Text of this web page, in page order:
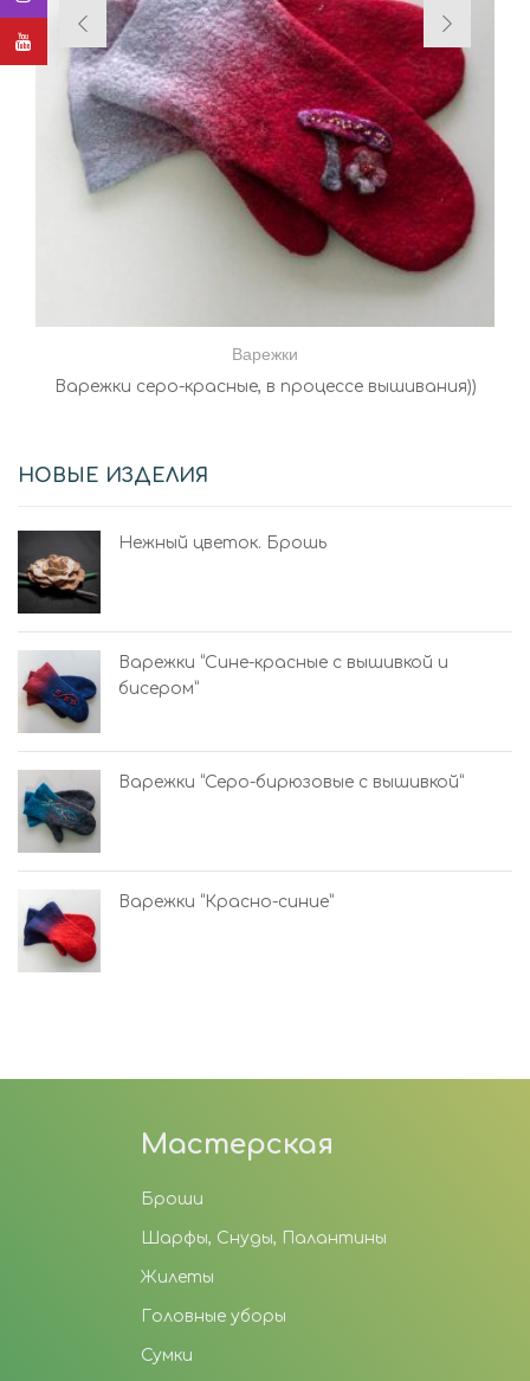
Варежки
Варежки серо-красные, в процессе вышивания))
НОВЫЕ ИЗДЕЛИЯ
Нежный цветок. Брошь
Варежки “Сине-красные с вышивкой и
бисером”
Варежки “Серо-бирюзовые с вышивкой”
Варежки “Красно-синие”
Мастерская
Броши
Шарфы, Снуды, Палантины
Жилеты
Головные уборы
Сумки